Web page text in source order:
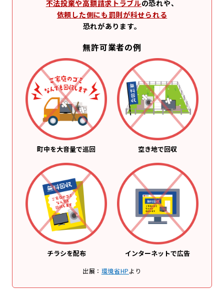
不法投棄や高額請求トラブルの恐れや、
依頼した側にも罰則が科せられる
恐れがあります。
無許可業者の例
町中を大音量で巡回 空き地で回収
チラシを配布 インターネットで広告
出展： 環境省HPより